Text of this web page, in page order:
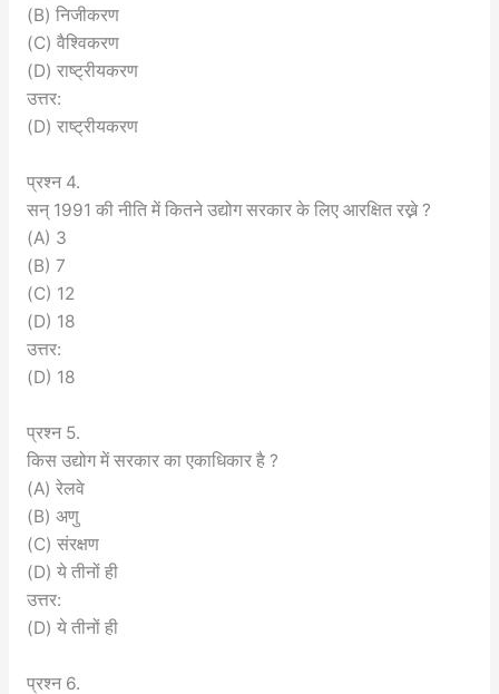
(B) निजीकरण
(C) वैश्विकरण
(D) राष्ट्रीयकरण
उत्तर:
(D) राष्ट्रीयकरण
प्रश्न 4.
सन् 1991 की नीति में कितने उद्योग सरकार के लिए आरक्षित रख्ने ?
(A) 3
(B) 7
(C) 12
(D) 18
उत्तर:
(D) 18
प्रश्न 5.
किस उद्योग में सरकार का एकाधिकार है ?
(A) रेलवे
(B) अणु
(C) संरक्षण
(D) ये तीनों ही
उत्तर:
(D) ये तीनों ही
प्रश्न 6.